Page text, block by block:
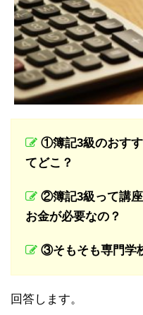
①簿記3級のおす
てどこ？
②簿記3級って講
お金が必要なの？
③そもそも専門学
回答します。